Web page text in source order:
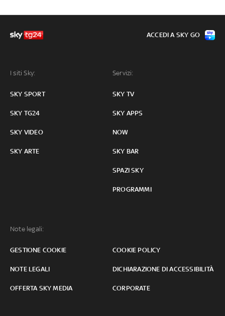
I siti Sky:
SKY SPORT
SKY TG24
SKY VIDEO
SKY ARTE
Servizi:
SKY TV
SKY APPS
NOW
SKY BAR
SPAZI SKY
PROGRAMMI
Note legali:
GESTIONE COOKIE COOKIE POLICY
NOTE LEGALI DICHIARAZIONE DI ACCESSIBILITÀ
OFFERTA SKY MEDIA CORPORATE
ACCEDI A SKY GO